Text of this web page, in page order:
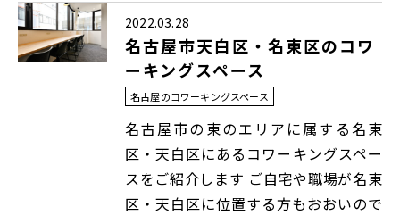
2022.03.28
名古屋市天白区・名東区のコワ
ーキングスペース
名古屋のコワーキングスペース
名古屋市の東のエリアに属する名東
区・天白区にあるコワーキングスペー
スをご紹介します ご自宅や職場が名東
区・天白区に位置する方もおおいので